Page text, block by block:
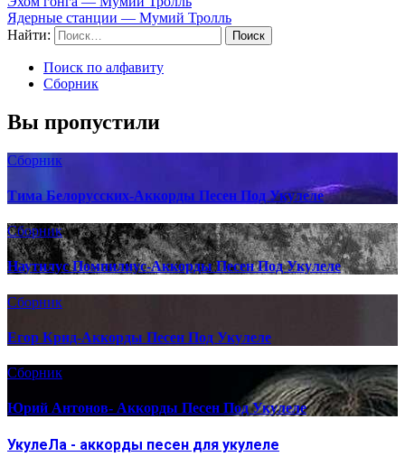
Ядерные станции — Мумий Тролль
Найти:
Поиск по алфавиту
Сборник
Вы пропустили
Сборник
Тима Белорусских-Аккорды Песен Под Укулеле
Сборник
Наутилус Помпилиус-Аккорды Песен Под Укулеле
Сборник
Егор Крид-Аккорды Песен Под Укулеле
Сборник
Юрий Антонов- Аккорды Песен Под Укулеле
УкулеЛа - аккорды песен для укулеле